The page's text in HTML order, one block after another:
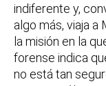
indiferente y,
algo más, viaja a
la misión en la
forense indica
no está tan